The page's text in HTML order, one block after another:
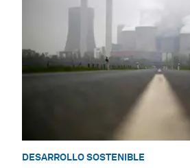
DESARROLLO SOSTENIBLE